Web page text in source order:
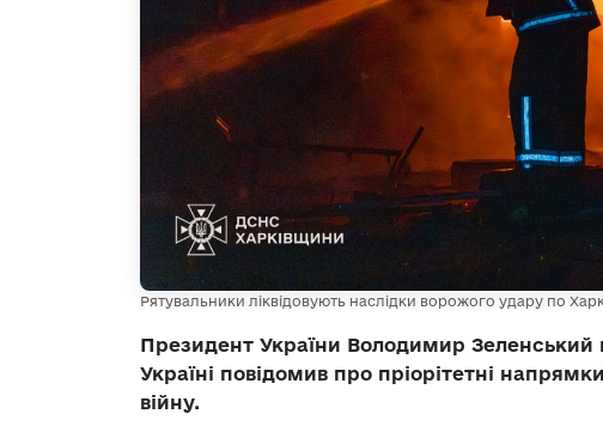
Рятувальники ліквідовують наслідки ворожого удару по
Президент України Володимир Зеленський
Україні повідомив про пріорітетні
війну.